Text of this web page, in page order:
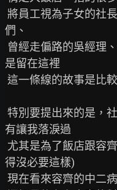
們、
是留在這裡
有讓我落淚過
得沒必要這樣)